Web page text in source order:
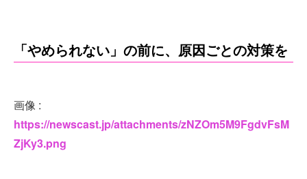
「やめられない」の前に、原因ごとの対策を
画像 :
https://newscast.jp/attachments/zNZOm5M9FgdvFsM
ZjKy3.png